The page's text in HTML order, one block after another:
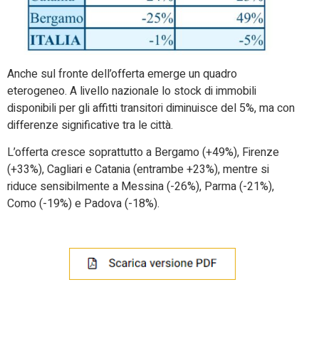
Anche sul fronte dell’offerta emerge un quadro
eterogeneo. A livello nazionale lo stock di immobili
disponibili per gli affitti transitori diminuisce del 5%, ma con
differenze significative tra le città.
L’offerta cresce soprattutto a Bergamo (+49%), Firenze
(+33%), Cagliari e Catania (entrambe +23%), mentre si
riduce sensibilmente a Messina (-26%), Parma (-21%),
Como (-19%) e Padova (-18%).